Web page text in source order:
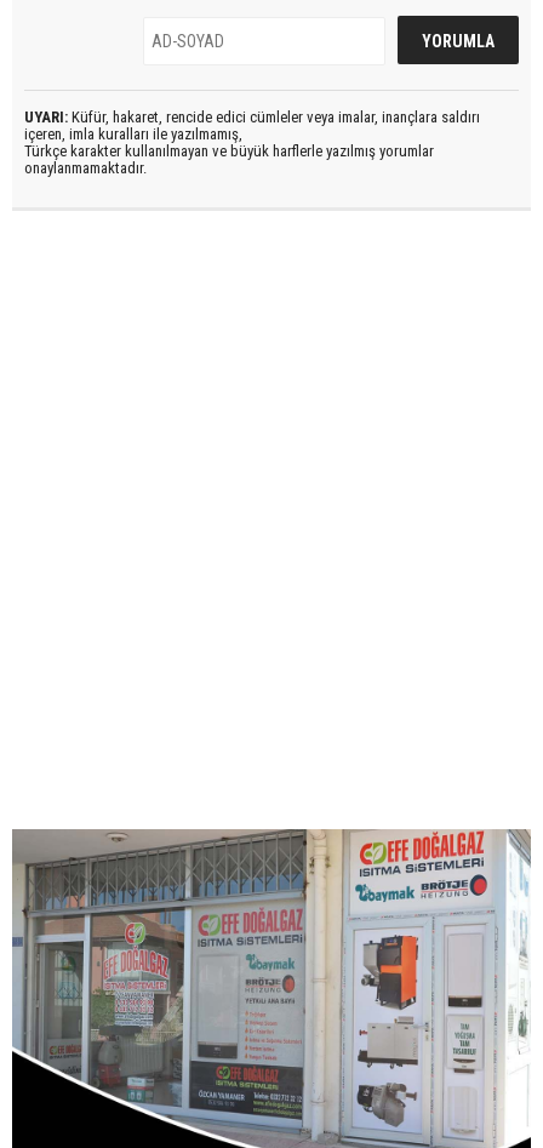
UYARI: Küfür, hakaret, rencide edici cümleler veya imalar, inançlara saldırı
içeren, imla kuralları ile yazılmamış,
Türkçe karakter kullanılmayan ve büyük harflerle yazılmış yorumlar
onaylanmamaktadır.